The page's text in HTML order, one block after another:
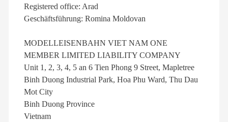
Registered office: Arad
Geschäftsführung: Romina Moldovan
MODELLEISENBAHN VIET NAM ONE
MEMBER LIMITED LIABILITY COMPANY
Unit 1, 2, 3, 4, 5 an 6 Tien Phong 9 Street, Mapletree
Binh Duong Industrial Park, Hoa Phu Ward, Thu Dau
Mot City
Binh Duong Province
Vietnam